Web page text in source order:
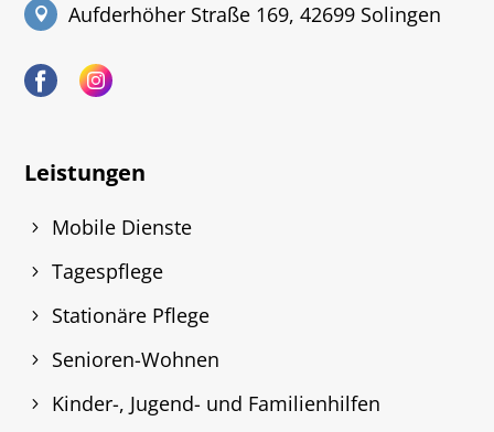
Aufderhöher Straße 169, 42699 Solingen
Leistungen
Mobile Dienste
Tagespflege
Stationäre Pflege
Senioren-Wohnen
Kinder-, Jugend- und Familienhilfen